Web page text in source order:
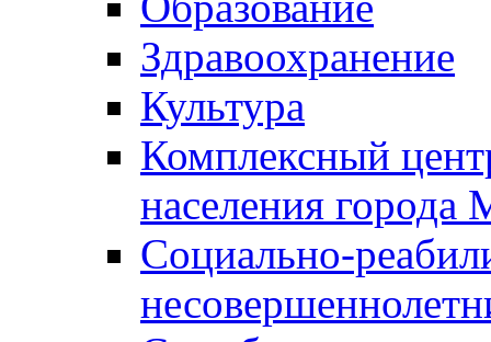
Здравоохранение
Культура
Комплексный
населения города
Социально-